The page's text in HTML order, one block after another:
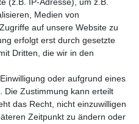
Medien von
auf unsere Website zu
erfolgt erst durch gesetzte
Dritten, die wir in den
oder aufgrund eines
Die Zustimmung kann erteilt
das Recht, nicht einzuwilligen
Zeitpunkt zu ändern oder